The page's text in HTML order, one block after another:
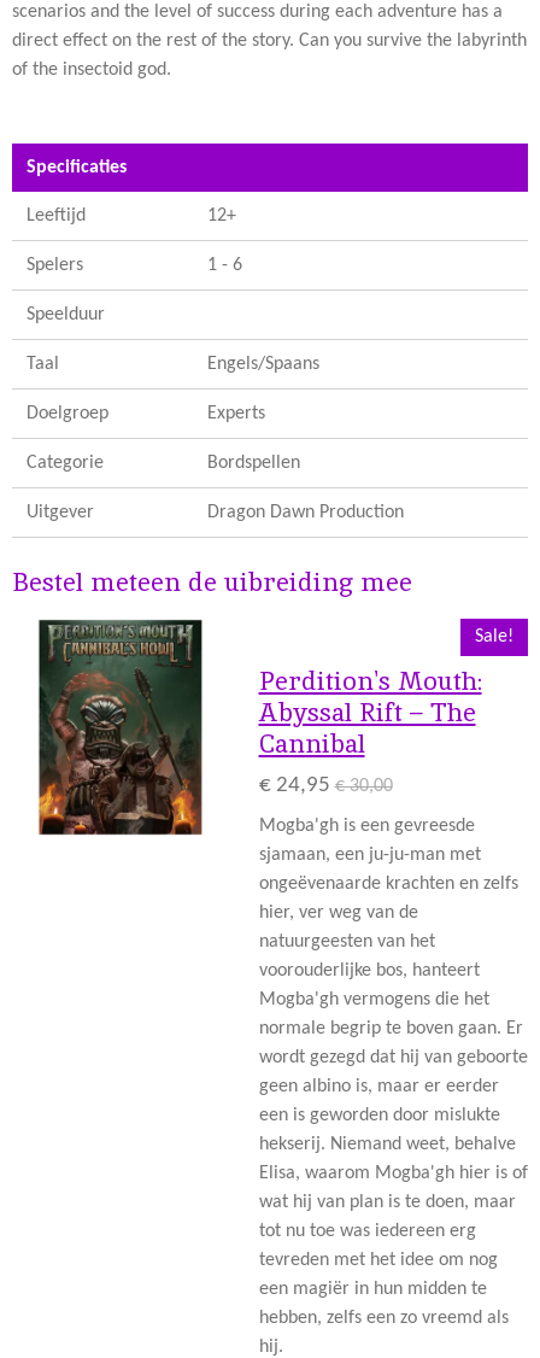
scenarios and the level of success during each adventure has a
direct effect on the rest of the story. Can you survive the labyrinth
of the insectoid god.
Specificaties
Leeftijd 12+
Spelers 1 - 6
Speelduur
Taal Engels/Spaans
Doelgroep Experts
Categorie Bordspellen
Uitgever Dragon Dawn Production
Bestel meteen de uibreiding mee
Sale!
Perdition's Mouth:
Abyssal Rift – The
Cannibal
€ 24,95 € 30,00
Mogba'gh is een gevreesde
sjamaan, een ju-ju-man met
ongeëvenaarde krachten en zelfs
hier, ver weg van de
natuurgeesten van het
voorouderlijke bos, hanteert
Mogba'gh vermogens die het
normale begrip te boven gaan. Er
wordt gezegd dat hij van geboorte
geen albino is, maar er eerder
een is geworden door mislukte
hekserij. Niemand weet, behalve
Elisa, waarom Mogba'gh hier is of
wat hij van plan is te doen, maar
tot nu toe was iedereen erg
tevreden met het idee om nog
een magiër in hun midden te
hebben, zelfs een zo vreemd als
hij.